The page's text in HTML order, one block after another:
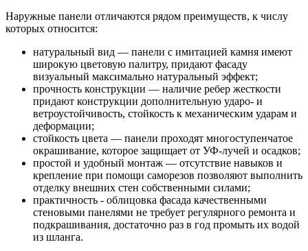
Наружные панели отличаются рядом преимуществ, к числу
которых относится:
натуральный вид — панели с имитацией камня имеют
широкую цветовую палитру, придают фасаду
визуальный максимально натуральный эффект;
прочность конструкции — наличие ребер жесткости
придают конструкции дополнительную ударо- и
ветроустойчивость, стойкость к механическим ударам и
деформации;
стойкость цвета — панели проходят многоступенчатое
окрашивание, которое защищает от УФ-лучей и осадков;
простой и удобный монтаж — отсутствие навыков и
крепление при помощи саморезов позволяют выполнить
отделку внешних стен собственными силами;
практичность - облицовка фасада качественными
стеновыми панелями не требует регулярного ремонта и
подкрашивания, достаточно раз в год промыть их водой
из шланга.